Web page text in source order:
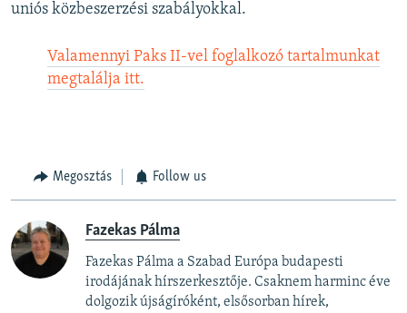
uniós közbeszerzési szabályokkal.
Valamennyi Paks II-vel foglalkozó tartalmunkat
megtalálja itt.
Megosztás Follow us
Fazekas Pálma
Fazekas Pálma a Szabad Európa budapesti
irodájának hírszerkesztője. Csaknem harminc éve
dolgozik újságíróként, elsősorban hírek,